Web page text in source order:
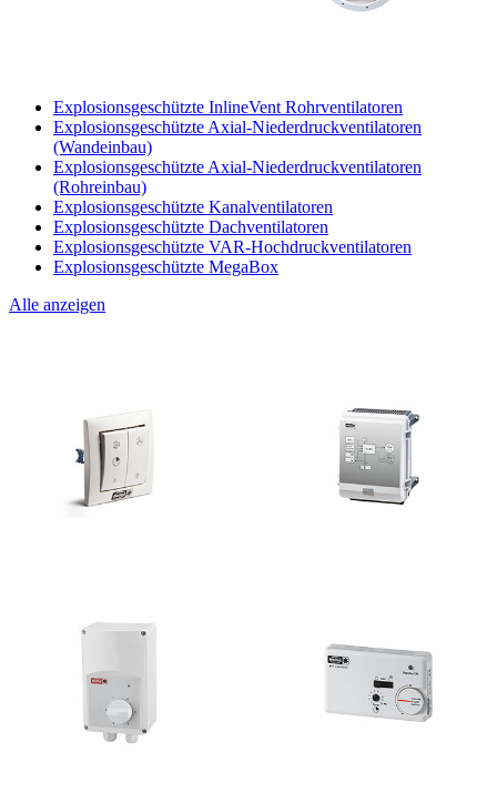
Explosionsgeschützte InlineVent Rohrventilatoren
Explosionsgeschützte Axial-Niederdruckventilatoren
(Wandeinbau)
Explosionsgeschützte Axial-Niederdruckventilatoren
(Rohreinbau)
Explosionsgeschützte Kanalventilatoren
Explosionsgeschützte Dachventilatoren
Explosionsgeschützte VAR-Hochdruckventilatoren
Explosionsgeschützte MegaBox
Alle anzeigen